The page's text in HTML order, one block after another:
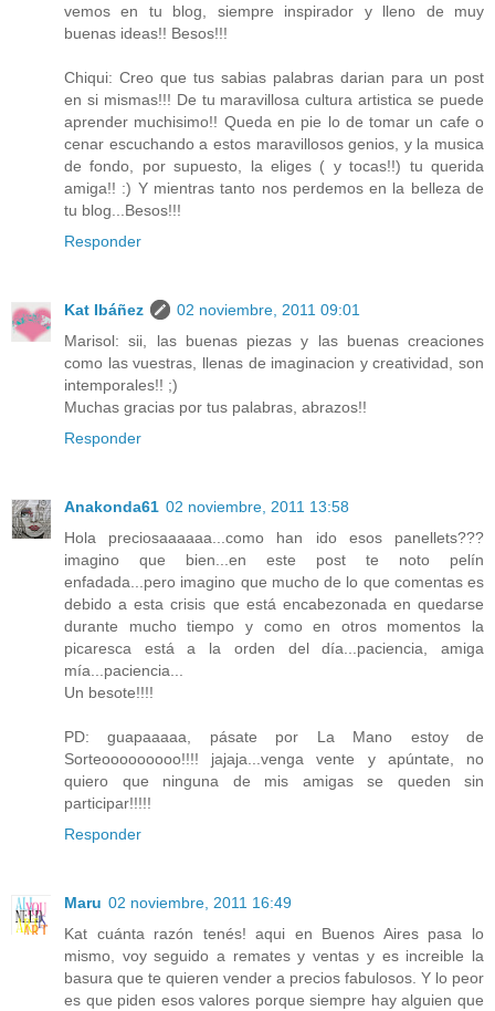
vemos en tu blog, siempre inspirador y lleno de muy
buenas ideas!! Besos!!!
Chiqui: Creo que tus sabias palabras darian para un post
en si mismas!!! De tu maravillosa cultura artistica se puede
aprender muchisimo!! Queda en pie lo de tomar un cafe o
cenar escuchando a estos maravillosos genios, y la musica
de fondo, por supuesto, la eliges ( y tocas!!) tu querida
amiga!! :) Y mientras tanto nos perdemos en la belleza de
tu blog...Besos!!!
Responder
Kat Ibáñez
02 noviembre, 2011 09:01
Marisol: sii, las buenas piezas y las buenas creaciones
como las vuestras, llenas de imaginacion y creatividad, son
intemporales!! ;)
Muchas gracias por tus palabras, abrazos!!
Responder
Anakonda61 02 noviembre, 2011 13:58
Hola preciosaaaaaa...como han ido esos panellets???
imagino que bien...en este post te noto pelín
enfadada...pero imagino que mucho de lo que comentas es
debido a esta crisis que está encabezonada en quedarse
durante mucho tiempo y como en otros momentos la
picaresca está a la orden del día...paciencia, amiga
mía...paciencia...
Un besote!!!!
PD: guapaaaaa, pásate por La Mano estoy de
Sorteooooooooo!!!! jajaja...venga vente y apúntate, no
quiero que ninguna de mis amigas se queden sin
participar!!!!!
Responder
Maru 02 noviembre, 2011 16:49
Kat cuánta razón tenés! aqui en Buenos Aires pasa lo
mismo, voy seguido a remates y ventas y es increible la
basura que te quieren vender a precios fabulosos. Y lo peor
es que piden esos valores porque siempre hay alguien que